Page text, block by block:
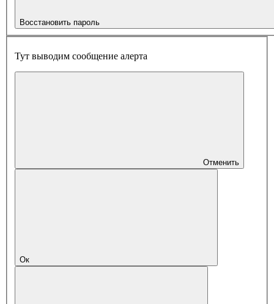
Восстановить пароль
Тут выводим сообщение алерта
Отменить
Ок